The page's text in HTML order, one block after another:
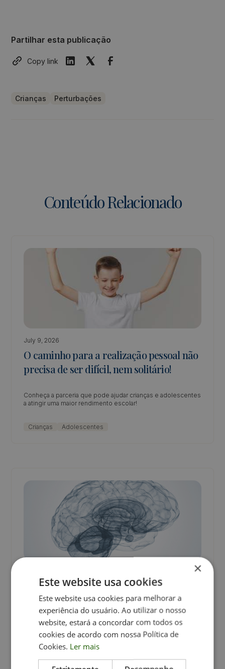
Partilhar esta publicação
Copy link
Crianças Perturbações
Conteúdo Relacionado
July 9, 2026
O caminho para a realização pessoal não
precisa de ser difícil, nem solitário!
Conheça a parceria que pode ajudar crianças e adolescentes
a atingir uma maior rendimento escolar!
Crianças Adolescentes
Subtipos da PHDA podem ser
identificados pelo mapeamento cerebral?
Novo estudo cerebral identificou 3 biótipos da PHDA
através da Neuroimagem.
Crianças Curiosidades
×
Este website usa cookies
Este website usa cookies para melhorar a
experiência do usuário. Ao utilizar o nosso
website, estará a concordar com todos os
cookies de acordo com nossa Política de
Cookies. Ler mais